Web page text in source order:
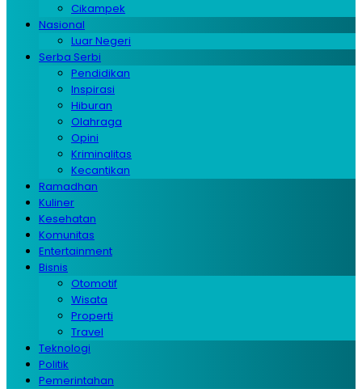
Cikampek
Nasional
Luar Negeri
Serba Serbi
Pendidikan
Inspirasi
Hiburan
Olahraga
Opini
Kriminalitas
Kecantikan
Ramadhan
Kuliner
Kesehatan
Komunitas
Entertainment
Bisnis
Otomotif
Wisata
Properti
Travel
Teknologi
Politik
Pemerintahan